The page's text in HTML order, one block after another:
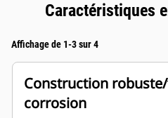
Caractéristiques
Affichage de 1-3 sur 4
Construction
corrosion